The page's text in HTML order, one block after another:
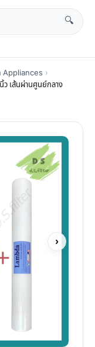
🔍
Appliances ›
ว เส้นผ่านศูนย์กลาง
›